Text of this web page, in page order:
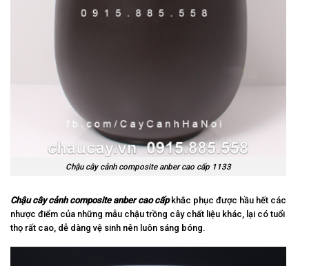
Chậu cây cảnh composite anber cao cấp 1133
Chậu cây cảnh composite anber cao cấpkhắc phục được hầu hết các
nhược điểm của những mẫu chậu trồng cây chất liệu khác, lại có tuổi
thọ rất cao, dễ dàng vệ sinh nên luôn sáng bóng.